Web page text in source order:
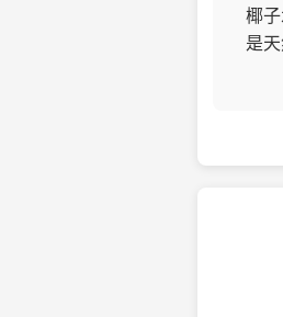
椰
是